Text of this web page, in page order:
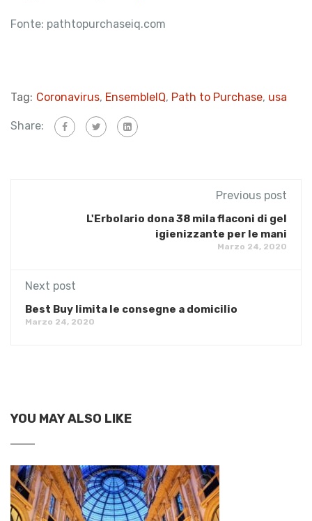
Fonte: pathtopurchaseiq.com
Tag: Coronavirus, EnsembleIQ, Path to Purchase, usa
Share:
Previous post
L'Erbolario dona 38 mila flaconi di gel
igienizzante per le mani
Marzo 24, 2020
Next post
Best Buy limita le consegne a domicilio
Marzo 24, 2020
YOU MAY ALSO LIKE